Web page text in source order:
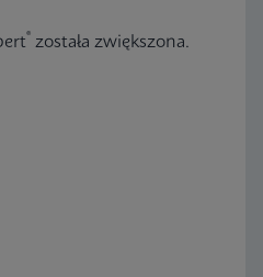
® została zwiększona.